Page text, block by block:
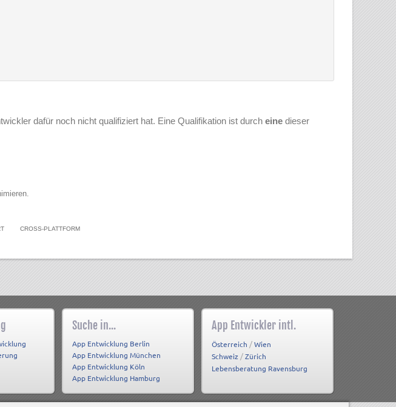
dafür noch nicht qualifiziert hat. Eine Qualifikation ist durch eine dieser
CROSS-PLATTFORM
Suche in...
App Entwicklung Berlin
App Entwicklung München
App Entwicklung Köln
App Entwicklung Hamburg
App Entwickler intl.
Österreich /Wien
Schweiz /Zürich
Lebensberatung Ravensburg